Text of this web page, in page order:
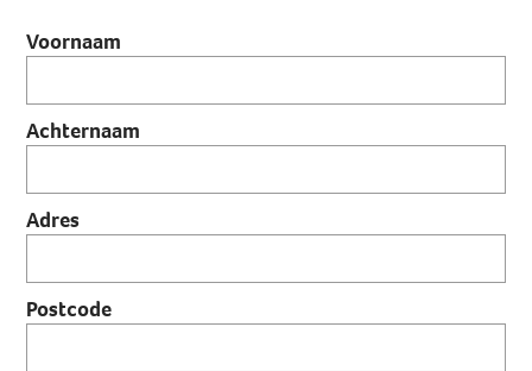
Voornaam
Achternaam
Adres
Postcode